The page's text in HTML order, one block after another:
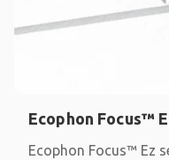
Ecophon Focus™
Ecophon Focus™ Ez